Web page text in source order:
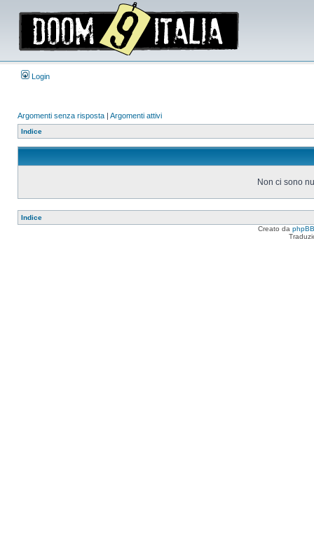
Login
Argomenti senza risposta | Argomenti attivi
Indice
Non ci sono
Indice
Creato da phpBB